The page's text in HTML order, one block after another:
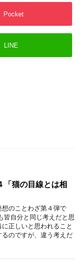
Pocket
LINE
「猫の目線とは相
のことわざ第４弾で
皆自分と同じ考えだと思
正しいと思われること
のですが、違う考えだ